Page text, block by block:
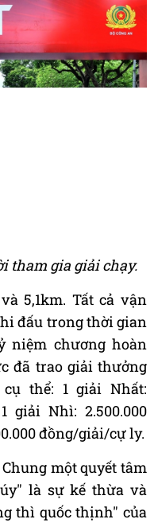
tham gia giải chạy.
5,1km. Tất cả vận
đấu trong thời gian
niệm chương hoàn
đã trao giải thưởng
thể: 1 giải Nhất:
giải Nhì: 2.500.000
đồng/giải/cự ly.
một quyết tâm
là sự kế thừa và
thì quốc thịnh" của